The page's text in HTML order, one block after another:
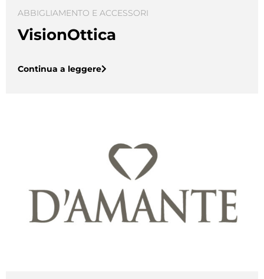
ABBIGLIAMENTO E ACCESSORI
VisionOttica
Continua a leggere